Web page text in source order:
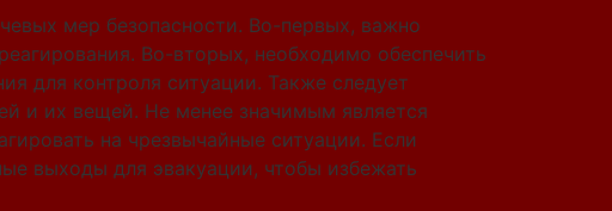
мер безопасности. Во-первых, важно
Во-вторых, необходимо обеспечить
для контроля ситуации. Также следует
и их вещей. Не менее значимым является
на чрезвычайные ситуации. Если
выходы для эвакуации, чтобы избежать